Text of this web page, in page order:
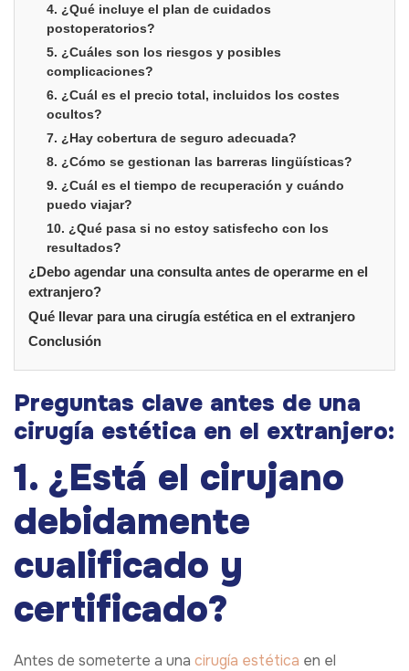
4. ¿Qué incluye el plan de cuidados
postoperatorios?
5. ¿Cuáles son los riesgos y posibles
complicaciones?
6. ¿Cuál es el precio total, incluidos los costes
ocultos?
7. ¿Hay cobertura de seguro adecuada?
8. ¿Cómo se gestionan las barreras lingüísticas?
9. ¿Cuál es el tiempo de recuperación y cuándo
puedo viajar?
10. ¿Qué pasa si no estoy satisfecho con los
resultados?
¿Debo agendar una consulta antes de operarme en el
extranjero?
Qué llevar para una cirugía estética en el extranjero
Conclusión
Preguntas clave antes de una
cirugía estética en el extranjero:
1. ¿Está el cirujano
debidamente
cualificado y
certificado?
Antes de someterte a una cirugía estética en el